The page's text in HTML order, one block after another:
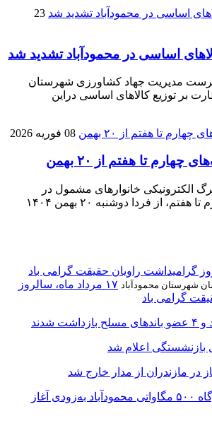
23
اساسی در محمودآباد تشدید شد
مدیریت جهاد کشاورزی شهرستان
بر توزیع کالا‌های اساسی دراین
08 فوریه 2026
تا هفتم از ۲۰ بهمن
الکترونیکی خانوار‌های مشمول در
دهک‌های درآمدی چهارم تا هفتم، از فردا دوشنبه ۲۰ بهمن ۱۴۰۴
شهرستان محمودآباد
۱۷ مرداد ماه، سالروز
گرامی باد
بازنشستگی اعلام شد
فاز نخست نیروگاه ۵۰۰ مگاواتی محمودآباد به‌زودی آغاز